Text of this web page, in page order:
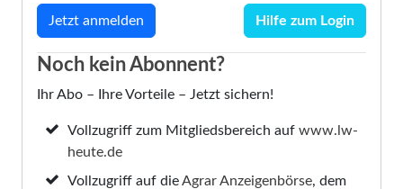
Hilfe zum Login
Noch kein Abonnent?
Ihr Abo – Ihre Vorteile – Jetzt sichern!
Vollzugriff zum Mitgliedsbereich aufwww.lw-
heute.de
Vollzugriff auf dieAgrar Anzeigenbörse, dem